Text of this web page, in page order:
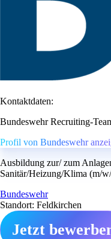
Kontaktdaten:
Bundeswehr Recruiting-
Profil von Bundeswehr
Ausbildung zur/ zum
Sanitär/Heizung/Klima (m/
Bundeswehr
Standort: Feldkirchen
Jetzt